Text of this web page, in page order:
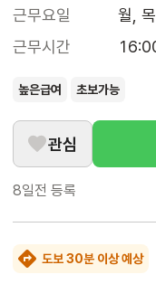
근무요일
월,
근무시간
높은급여 초보가능
관심
8일전 등록
도보 30분 이상 예상